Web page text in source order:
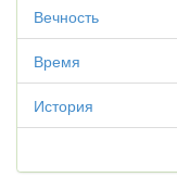
Вечность
Время
История